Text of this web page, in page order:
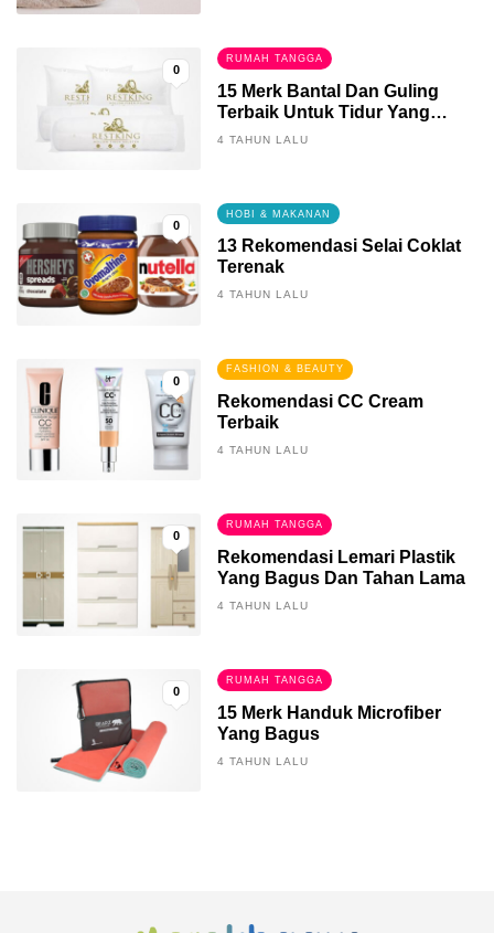
0
RUMAH TANGGA
15 Merk Bantal Dan Guling
Terbaik Untuk Tidur Yang
Berkualitas
4 TAHUN LALU
0
HOBI & MAKANAN
13 Rekomendasi Selai Coklat
Terenak
4 TAHUN LALU
0
FASHION & BEAUTY
Rekomendasi CC Cream
Terbaik
4 TAHUN LALU
0
RUMAH TANGGA
Rekomendasi Lemari Plastik
Yang Bagus Dan Tahan Lama
4 TAHUN LALU
0
RUMAH TANGGA
15 Merk Handuk Microfiber
Yang Bagus
4 TAHUN LALU